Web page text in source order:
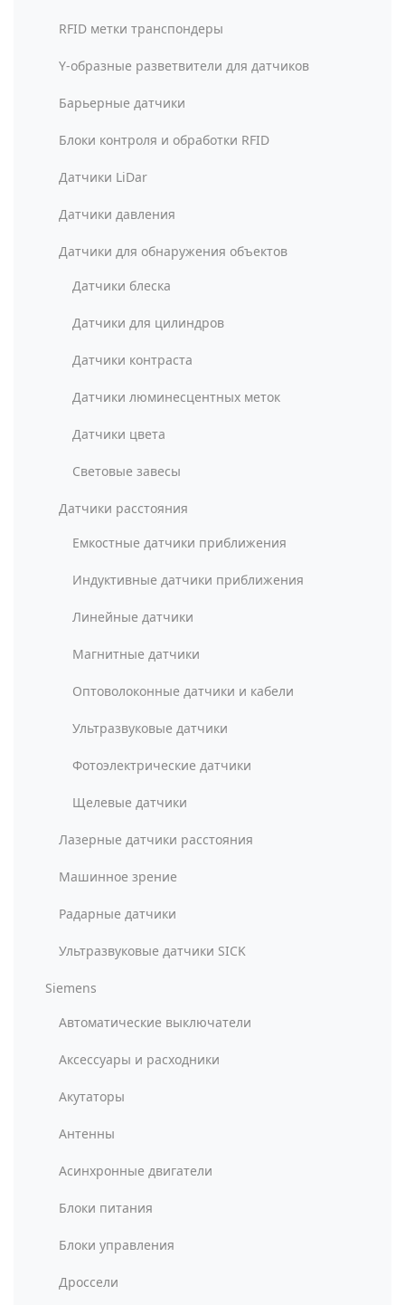
RFID метки транспондеры
Y-образные разветвители для датчиков
Барьерные датчики
Блоки контроля и обработки RFID
Датчики LiDar
Датчики давления
Датчики для обнаружения объектов
Датчики блеска
Датчики для цилиндров
Датчики контраста
Датчики люминесцентных меток
Датчики цвета
Световые завесы
Датчики расстояния
Емкостные датчики приближения
Индуктивные датчики приближения
Линейные датчики
Магнитные датчики
Оптоволоконные датчики и кабели
Ультразвуковые датчики
Фотоэлектрические датчики
Щелевые датчики
Лазерные датчики расстояния
Машинное зрение
Радарные датчики
Ультразвуковые датчики SICK
Siemens
Автоматические выключатели
Аксессуары и расходники
Акутаторы
Антенны
Асинхронные двигатели
Блоки питания
Блоки управления
Дроссели